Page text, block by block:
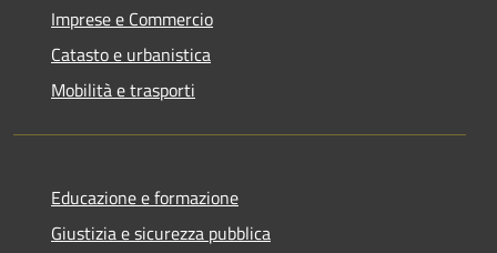
Imprese e Commercio
Catasto e urbanistica
Mobilità e trasporti
Educazione e formazione
Giustizia e sicurezza pubblica